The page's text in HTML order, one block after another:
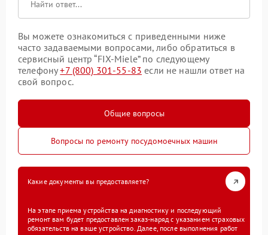
Вы можете ознакомиться с приведенными ниже
часто задаваемыми вопросами, либо обратиться в
сервисный центр “FIX-Miele” по следующему
телефону+7 (800) 301-55-83 если не нашли ответ на
свой вопрос.
Общие вопросы
Вопросы по ремонту посудомоечных машин
Какие документы вы предоставляете?
На этапе приема устройства на диагностику и последующий
ремонт вам будет предоставлен заказ-наряд с указанием страховых
обязательств на ваше устройство. Далее, после выполнения работ